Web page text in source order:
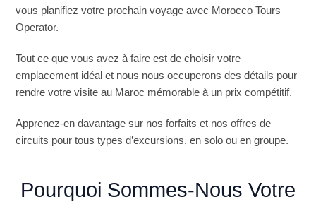
vous planifiez votre prochain voyage avec Morocco Tours
Operator.
Tout ce que vous avez à faire est de choisir votre
emplacement idéal et nous nous occuperons des détails pour
rendre votre visite au Maroc mémorable à un prix compétitif.
Apprenez-en davantage sur nos forfaits et nos offres de
circuits pour tous types d’excursions, en solo ou en groupe.
Pourquoi Sommes-Nous Votre